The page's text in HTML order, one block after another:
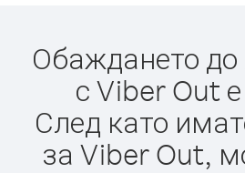
Обаждането до
с Viber Out
След като
за Viber Out,